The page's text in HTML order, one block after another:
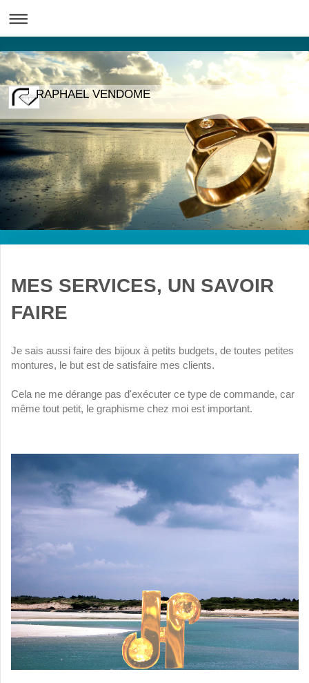
RAPHAEL VENDOME
MES SERVICES, UN SAVOIR
FAIRE
Je sais aussi faire des bijoux à petits budgets, de toutes petites
montures, le but est de satisfaire mes clients.
Cela ne me dérange pas d'exécuter ce type de commande, car
même tout petit, le graphisme chez moi est important.